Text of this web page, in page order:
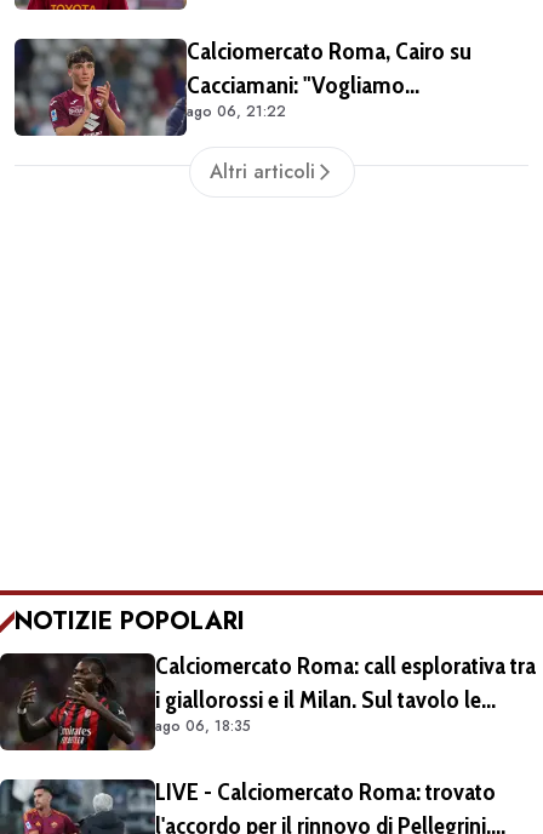
avevo raggiunto il limite con gli
antidolorifici"
Calciomercato Roma, Cairo su
Cacciamani: "Vogliamo
assolutamente tenerlo". Distanza tra
i club sulla valutazione del
giocatore
ago 06, 21:22
Altri articoli
NOTIZIE POPOLARI
Calciomercato Roma: call esplorativa tra
i giallorossi e il Milan. Sul tavolo le
situazioni di Leao e Soulé
ago 06, 18:35
LIVE - Calciomercato Roma: trovato
l'accordo per il rinnovo di Pellegrini.